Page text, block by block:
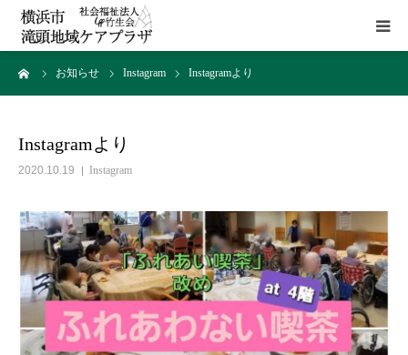
お知らせ Instagram Instagramより
Instagramより
2020.10.19 Instagram
HOME
施設概要
貸室
アクセス